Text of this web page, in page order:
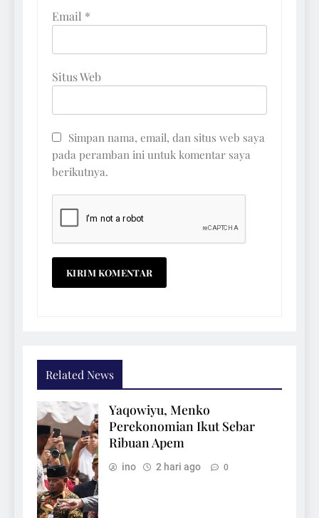
Email *
Situs Web
Simpan nama, email, dan situs web saya
pada peramban ini untuk komentar saya
berikutnya.
Related News
Yaqowiyu, Menko
Perekonomian Ikut Sebar
Ribuan Apem
ino 2 hari ago 0